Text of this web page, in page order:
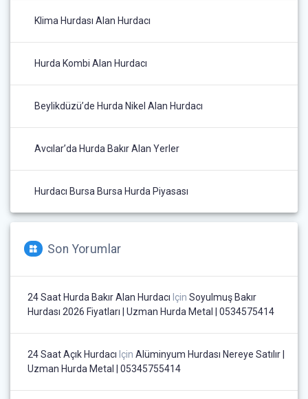
Klima Hurdası Alan Hurdacı
Hurda Kombi Alan Hurdacı
Beylikdüzü’de Hurda Nikel Alan Hurdacı
Avcılar’da Hurda Bakır Alan Yerler
Hurdacı Bursa Bursa Hurda Piyasası
Son Yorumlar
24 Saat Hurda Bakır Alan Hurdacı Için Soyulmuş Bakır
Hurdası 2026 Fiyatları | Uzman Hurda Metal | 0534575414
24 Saat Açık Hurdacı Için Alüminyum Hurdası Nereye Satılır |
Uzman Hurda Metal | 05345755414